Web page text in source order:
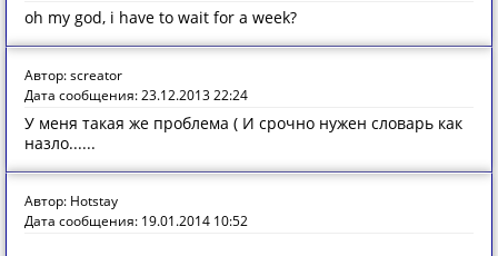
oh my god, i have to wait for a week?
Автор: screator
Дата сообщения: 23.12.2013 22:24
У меня такая же проблема ( И срочно нужен словарь как
назло......
Автор: Hotstay
Дата сообщения: 19.01.2014 10:52